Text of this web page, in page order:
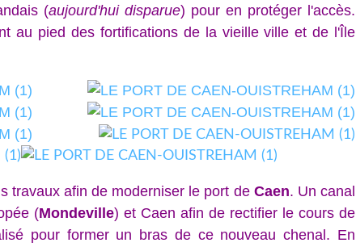
(aujourd'hui disparue) pour en protéger l'accès.
au pied des fortifications de la vieille ville et de l'Île
afin de moderniser le port de Caen. Un canal
(Mondeville) et Caen afin de rectifier le cours de
pour former un bras de ce nouveau chenal. En